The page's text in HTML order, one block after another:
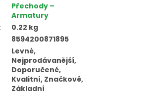
Přechody –
Armatury
:
0.22 kg
8594200871895
Levné,
Nejprodávanější,
Doporučené,
Kvalitní, Značkové,
Základní